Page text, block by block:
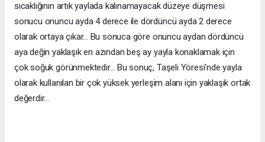
sıcaklığının artık yaylada kalınamayacak düzeye düşmesi
sonucu onuncu ayda 4 derece ile dördüncü ayda 2 derece
olarak ortaya çıkar... Bu sonuca göre onuncu aydan dördüncü
aya değin yaklaşık en azından beş ay yayla konaklamak için
çok soğuk görünmektedir... Bu sonuç, Taşeli Yöresi'nde yayla
olarak kullanılan bir çok yüksek yerleşim alanı için yaklaşık ortak
değerdir...